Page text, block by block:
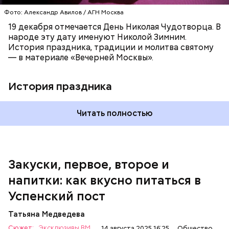
Фото: Александр Авилов / АГН Москва
19 декабря отмечается День Николая Чудотворца. В
народе эту дату именуют Николой Зимним.
История праздника, традиции и молитва святому
— в материале «Вечерней Москвы».
История праздника
Читать полностью
Закуски, первое, второе и
напитки: как вкусно питаться в
Успенский пост
Татьяна Медведева
600 г помидоров;
300 г моркови;
200 г шпината;
зелень петрушки и укропа.
листья шпината, салата, зеленый лук, зелень
петрушки, помидоры, нарезанные небольшими
дольками, и все тушить 10-15 минут. Полученный
соус заправить солью, сахаром, раствором
лимонной кислоты или уксусом, залить им
обжаренные баклажаны и тушить в жарочном